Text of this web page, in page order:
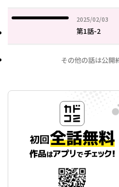
2025/02/03
2025年02月03日
第1話-2
その他の話は公開